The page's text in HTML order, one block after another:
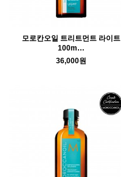
모로칸오일 트리트먼트 라이트
100m…
36,000원